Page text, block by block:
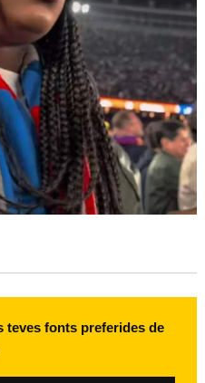
teves fonts preferides de